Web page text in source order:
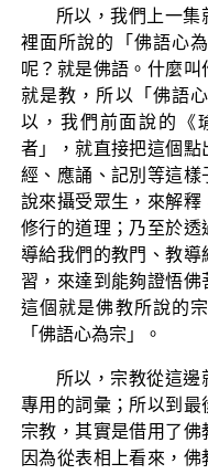
所以，我們上一集
裡面所說的「佛語心
呢？就是佛語。什麼
就是教，所以「佛語
以，我們前面說的《
者」，就直接把這個
經、應誦、記別等這
說來攝受眾生，來解
修行的道理；乃至於
導給我們的教門、教
習，來達到能夠證悟佛
這個就是佛教所說的
「佛語心為宗」。
所以，宗教從這邊
專用的詞彙；所以到
宗教，其實是借用了佛
因為從表相上看來，